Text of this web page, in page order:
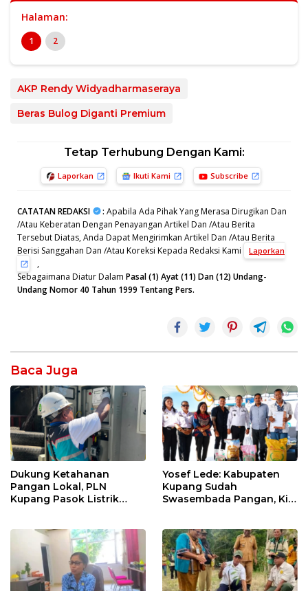
Halaman:
1 2
AKP Rendy Widyadharmaseraya
Beras Bulog Diganti Premium
Tetap Terhubung Dengan Kami:
Laporkan Ikuti Kami Subscribe
CATATAN REDAKSI : Apabila Ada Pihak Yang Merasa Dirugikan Dan
/Atau Keberatan Dengan Penayangan Artikel Dan /Atau Berita
Tersebut Diatas, Anda Dapat Mengirimkan Artikel Dan /Atau Berita
Berisi Sanggahan Dan /Atau Koreksi Kepada Redaksi Kami
Laporkan
,
Sebagaimana Diatur Dalam Pasal (1) Ayat (11) Dan (12) Undang-
Undang Nomor 40 Tahun 1999 Tentang Pers.
Baca Juga
Dukung Ketahanan
Pangan Lokal, PLN
Kupang Pasok Listrik
Peringatan HUT RI ke-81
Yosef Lede: Kabupaten
Kupang Sudah
Swasembada Pangan, Kini